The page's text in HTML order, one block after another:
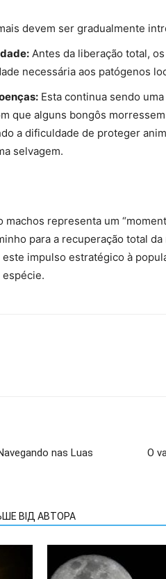
devem ser gradualmente
Antes da liberação total,
necessária aos patógenos
Esta continua sendo
que alguns bongôs
a dificuldade de proteger
selvagem.
machos representa um
para a recuperação total
impulso estratégico à
nas Luas
O
ВІД АВТОРА